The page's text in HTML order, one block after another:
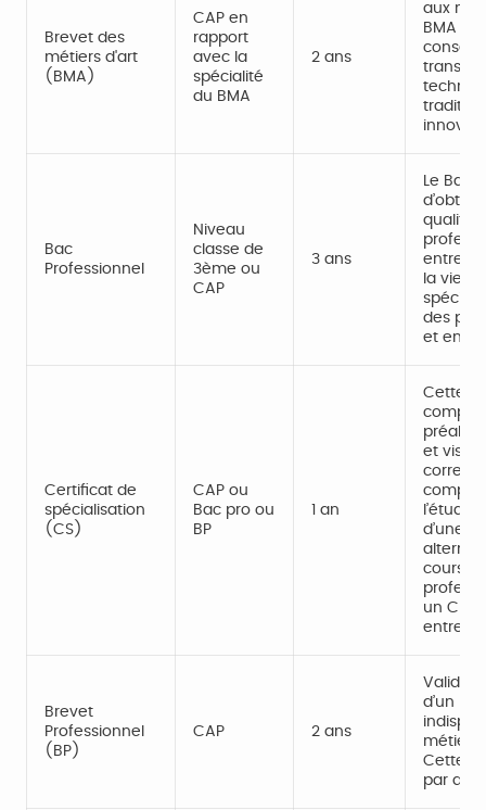
Brevet des
métiers d'art
(BMA)
CAP en
rapport
avec la
spécialité
du BMA
2 ans
aux
BMA
Bac
Professionnel
Niveau
classe de
3ème ou
CAP
3 ans
Le Bac
entrer
la vie
des
et en
Certificat de
spécialisation
(CS)
CAP ou
Bac pro ou
BP
1 an
Cette
et vise
d’une
alterne
cours,
un
Brevet
Professionnel
(BP)
CAP 2 ans
d’un
métiers
Cette
par